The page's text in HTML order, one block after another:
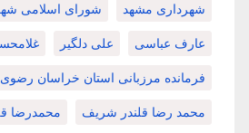
شهرداری مشهد شورای اسلامی
عارف عباسی علی دلگیر
فرمانده مرزبانی استان خراسان رضوی
محمد رضا قلندر شریف محمدرضا